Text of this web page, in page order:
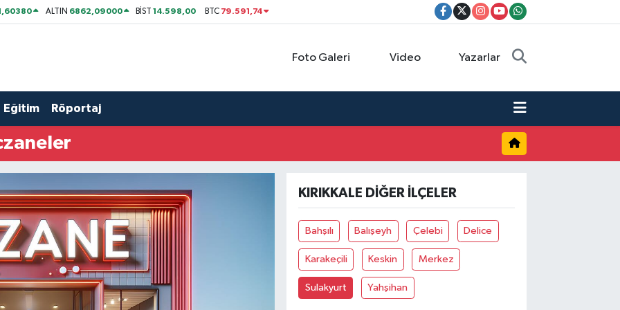
ALTIN 6862,09000 BİST14.598,00 BTC 79.591,74
Foto Galeri Video Yazarlar
Eğitim Röportaj
KIRIKKALE DIĞER İLÇELER
Bahşılı Balışeyh Çelebi Delice
Karakeçili Keskin Merkez
Sulakyurt Yahşihan